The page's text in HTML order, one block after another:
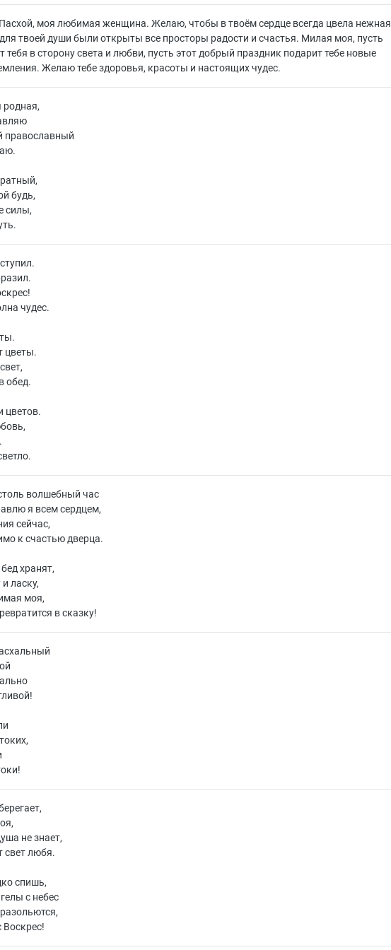
моя любимая женщина. Желаю, чтобы в твоём сердце всегда цвела нежная
твоей души были открыты все просторы радости и счастья. Милая моя, пусть
тебя в сторону света и любви, пусть этот добрый праздник подарит тебе новые
Желаю тебе здоровья, красоты и настоящих чудес.
родная,
православный
будь,
силы,
чудес.
цветы.
обед.
цветов.
волшебный час
я всем сердцем,
сейчас,
к счастью дверца.
хранят,
ласку,
моя,
в сказку!
не знает,
свет любя.
спишь,
с небес